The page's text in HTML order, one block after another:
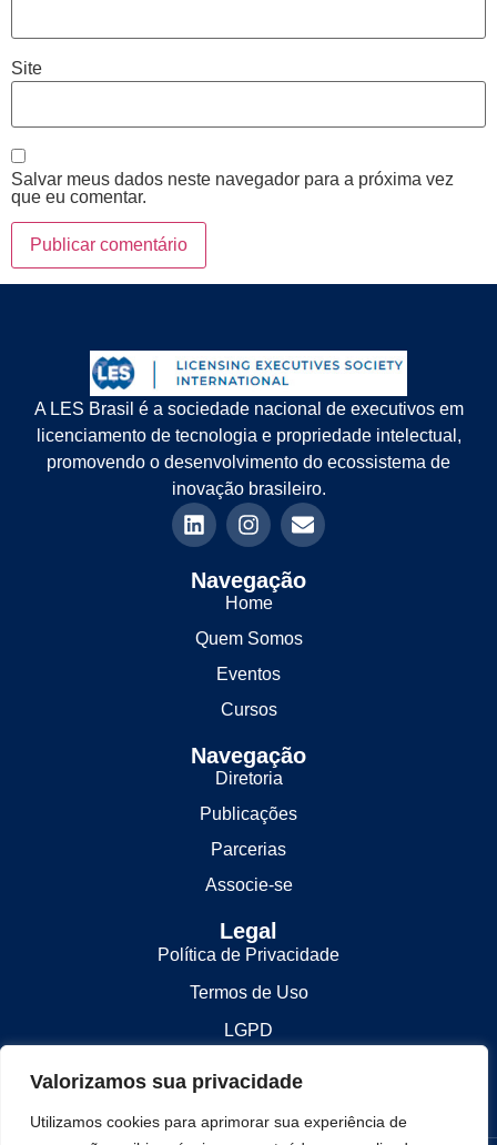
Valorizamos sua privacidade
Utilizamos cookies para aprimorar sua experiência de
Site
Salvar meus dados neste navegador para a próxima vez
que eu comentar.
A LES Brasil é a sociedade nacional de executivos em
licenciamento de tecnologia e propriedade intelectual,
promovendo o desenvolvimento do ecossistema de
inovação brasileiro.
Navegação
Home
Quem Somos
Eventos
Cursos
Navegação
Diretoria
Publicações
Parcerias
Associe-se
Legal
Política de Privacidade
Termos de Uso
LGPD
Contato